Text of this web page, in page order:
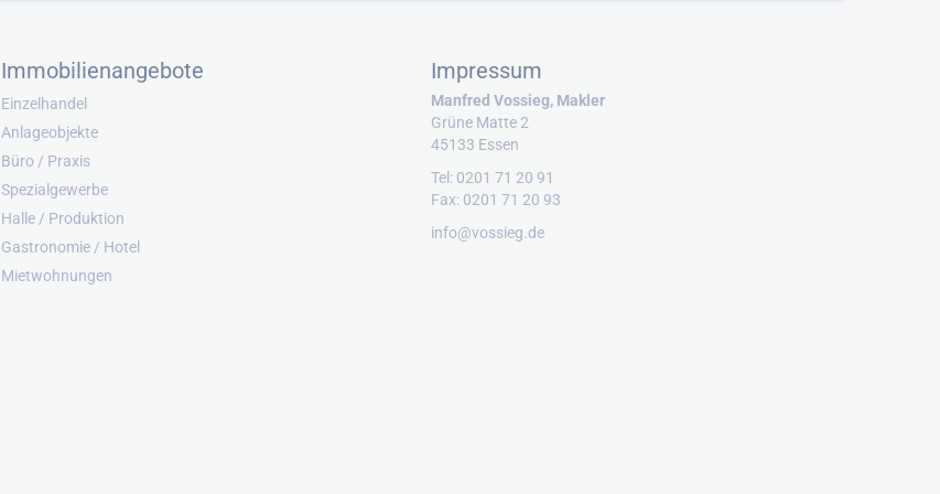
Immobilienangebote
Einzelhandel
Anlageobjekte
Büro / Praxis
Spezialgewerbe
Halle / Produktion
Gastronomie / Hotel
Mietwohnungen
Impressum
Manfred Vossieg, Makler
Grüne Matte 2
45133 Essen
Tel: 0201 71 20 91
Fax: 0201 71 20 93
info@vossieg.de